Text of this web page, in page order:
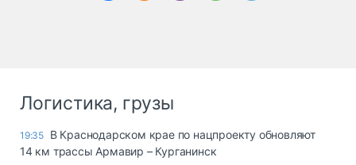
Логистика, грузы
19:35 В Краснодарском крае по нацпроекту обновляют
14 км трассы Армавир – Курганинск